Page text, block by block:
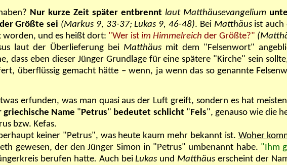
Nur kurze Zeit später entbrenntlaut Matthäusevangelium
Größte sei (Markus 9, 33-37; Lukas 9, 46-48). Bei Matthäusist auch
worden, und es heißt dort: "Wer ist im Himmelreich der Größte?"
laut der Überlieferung bei Matthäus mit dem "Felsenwort"
dass eben dieser Jünger Grundlage für eine spätere "Kirche" sein
überflüssig gemacht hätte – wenn, ja wenn das so genannte
erfunden, was man quasi aus der Luft greift, sondern es hat
griechische Name " Petrus" bedeutet schlicht " Fels", genauso wie die
bzw. Kefas.
keiner "Petrus", was heute kaum mehr bekannt ist. Woher
gewesen, der den Jünger Simon in "Petrus" umbenannt habe. "Ihm
berufen hatte. Auch beiLukas und Matthäuserscheint der